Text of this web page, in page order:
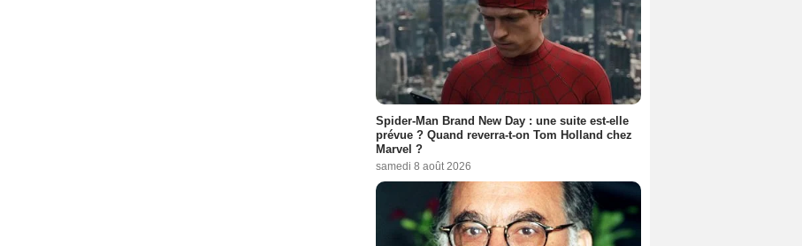
Spider-Man Brand New Day : une suite est-elle
prévue ? Quand reverra-t-on Tom Holland chez
Marvel ?
samedi 8 août 2026